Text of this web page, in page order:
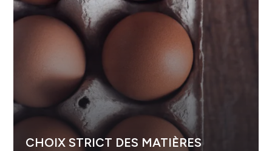
CHOIX STRICT DES MATIÈRES